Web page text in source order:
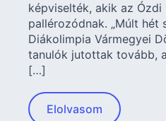
képviselték, akik az Ózdi
pallérozódnak. „Múlt hét
Diákolimpia Vármegyei
tanulók jutottak tovább,
[…]
Elolvasom